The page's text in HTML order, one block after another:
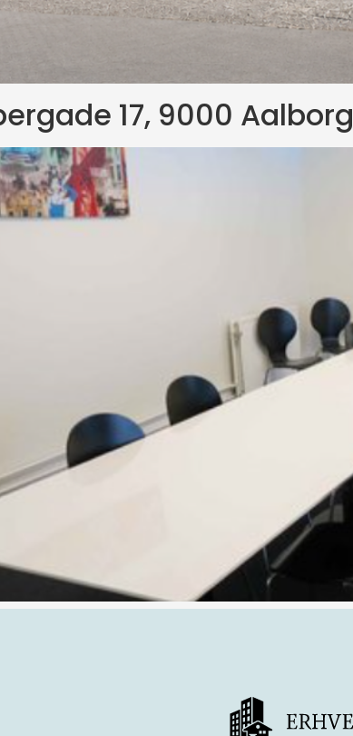
17, 9000 Aalborg